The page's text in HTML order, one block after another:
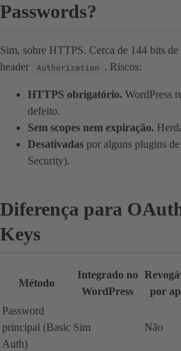
Passwords?
Sim, sobre HTTPS. Cerca de 144 bits
header
Authorization . Riscos:
HTTPS obrigatório. WordPress
defeito.
Sem scopes nem expiração.
Desativadas por alguns plugins
Security).
Diferença para
Keys
Método
Integrado no
WordPress
por
Password
principal (Basic
Auth)
Sim Não